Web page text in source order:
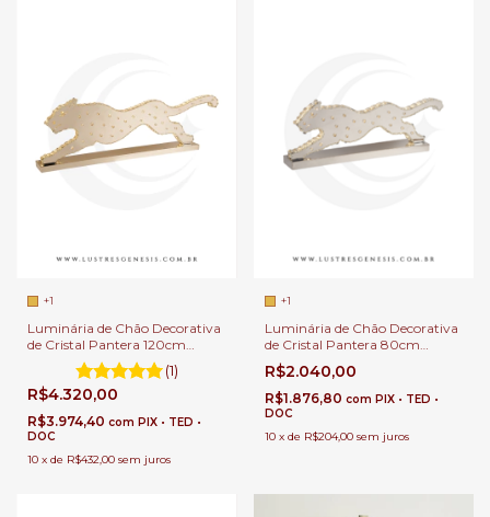
+1
Luminária de Chão Decorativa
de Cristal Pantera 120cm
Dourada Para Sala de Estar,
Escritórios e Hall de Entrada
(1)
R$4.320,00
R$3.974,40 com PIX • TED •
DOC
10 x de R$432,00 sem juros
+1
Luminária de Chão Decorativa
de Cristal Pantera 80cm
Cromado Para Sala de Estar,
Escritórios e Hall de Entrada
R$2.040,00
R$1.876,80 com PIX • TED •
DOC
10 x de R$204,00 sem juros